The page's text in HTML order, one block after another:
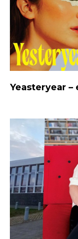
Yeasteryear